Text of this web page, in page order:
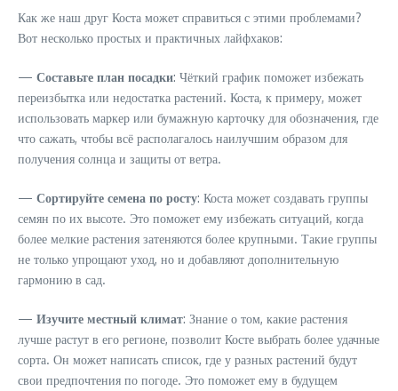
Как же наш друг Коста может справиться с этими проблемами?
Вот несколько простых и практичных лайфхаков:
— Составьте план посадки: Чёткий график поможет избежать
переизбытка или недостатка растений. Коста, к примеру, может
использовать маркер или бумажную карточку для обозначения, где
что сажать, чтобы всё располагалось наилучшим образом для
получения солнца и защиты от ветра.
— Сортируйте семена по росту: Коста может создавать группы
семян по их высоте. Это поможет ему избежать ситуаций, когда
более мелкие растения затеняются более крупными. Такие группы
не только упрощают уход, но и добавляют дополнительную
гармонию в сад.
— Изучите местный климат: Знание о том, какие растения
лучше растут в его регионе, позволит Косте выбрать более удачные
сорта. Он может написать список, где у разных растений будут
свои предпочтения по погоде. Это поможет ему в будущем